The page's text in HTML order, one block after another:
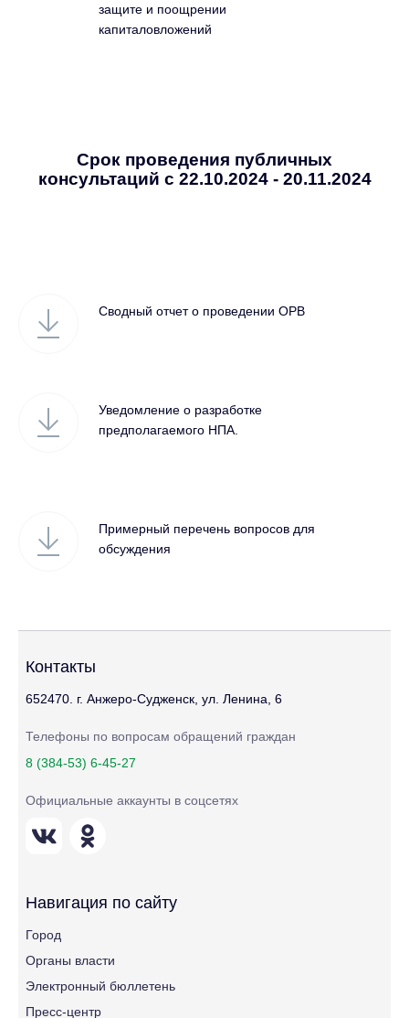
защите и поощрении
капиталовложений
Срок проведения публичных
консультаций с 22.10.2024 - 20.11.2024
Сводный отчет о проведении ОРВ
Уведомление о разработке
предполагаемого НПА.
Примерный перечень вопросов для
обсуждения
Контакты
652470. г. Анжеро-Судженск, ул. Ленина, 6
Телефоны по вопросам обращений граждан
8 (384-53) 6-45-27
Официальные аккаунты в соцсетях
Навигация по сайту
Город
Органы власти
Электронный бюллетень
Пресс-центр